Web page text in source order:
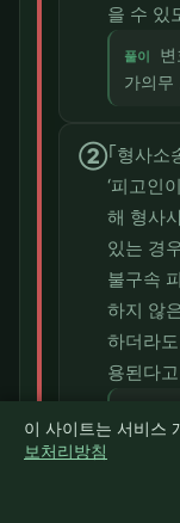
을 수 있
풀이
가의
②｢형사소
‘피고인
해 형사
있는 경
불구속
하지 않
하더라
용된다
미·법
이해가
이 사이트는 서비스
보처리방침